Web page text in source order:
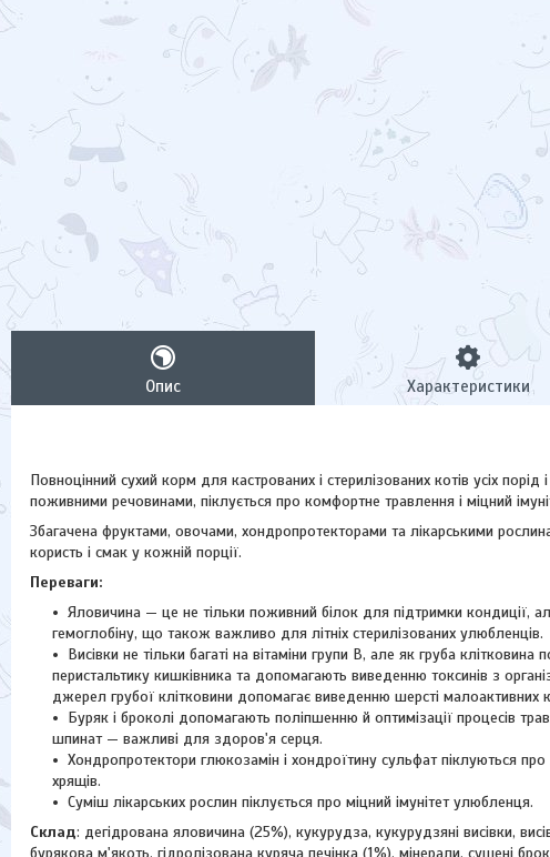
Опис Характеристики
Повноцінний сухий корм для кастрованих і стерилізованих котів усіх
поживними речовинами, піклується про комфортне травлення і міцний
Збагачена фруктами, овочами, хондропротекторами та лікарськими
користь і смак у кожній порції.
Переваги:
Яловичина — це не тільки поживний білок для підтримки кондиції,
гемоглобіну, що також важливо для літніх стерилізованих улюбленців.
Висівки не тільки багаті на вітаміни групи В, але як груба
перистальтику кишківника та допомагають виведенню токсинів з
джерел грубої клітковини допомагає виведенню шерсті малоактивних
Буряк і броколі допомагають поліпшенню й оптимізації процесів
шпинат — важливі для здоров'я серця.
Хондропротектори глюкозамін і хондроїтину сульфат піклуються
хрящів.
Суміш лікарських рослин піклується про міцний імунітет улюбленця.
Склад: дегідрована яловичина (25%), кукурудза, кукурудзяні висівки,